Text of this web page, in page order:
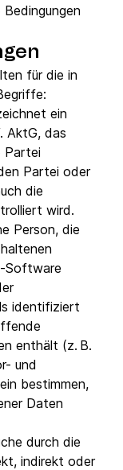
für die in
ein
AktG, das
Partei
Partei oder
die
wird.
Person, die
Software
identifiziert
enthält (z. B.
und
bestimmen,
Daten
durch die
indirekt oder